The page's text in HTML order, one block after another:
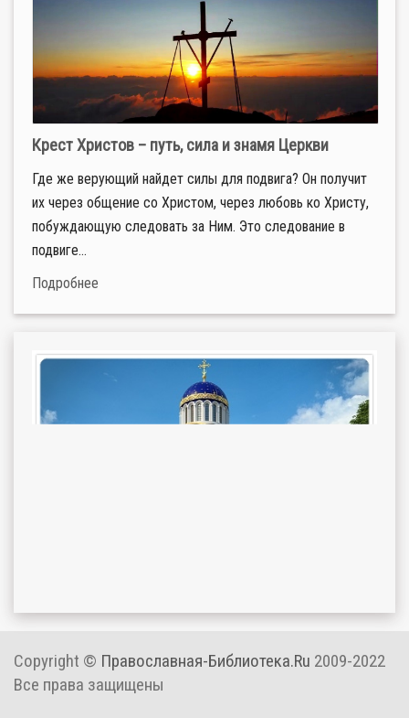
Крест Христов – путь, сила и знамя Церкви
Где же верующий найдет силы для подвига? Он получит
их через общение со Христом, через любовь ко Христу,
побуждающую следовать за Ним. Это следование в
подвиге...
Подробнее
Copyright © Православная-Библиотека.Ru 2009-2022
Все права защищены